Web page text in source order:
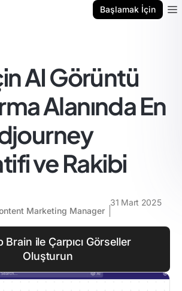
Başlamak İçin
AI Görüntü
Alanında En
ve Rakibi
Marketing Manager
31 Mart 2025
Brain ile Çarpıcı Görseller
Oluşturun